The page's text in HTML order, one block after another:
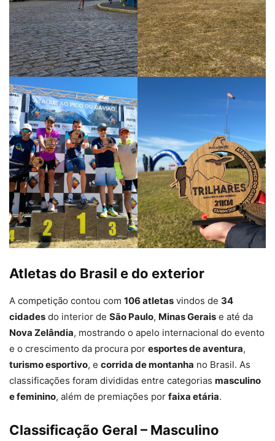
Atletas do Brasil e do exterior
A competição contou com 106 atletas vindos de 34
cidades do interior de São Paulo, Minas Gerais e até da
Nova Zelândia, mostrando o apelo internacional do evento
e o crescimento da procura por esportes de aventura,
turismo esportivo, e corrida de montanha no Brasil. As
classificações foram divididas entre categorias masculino
e feminino, além de premiações por faixa etária.
Classificação Geral – Masculino